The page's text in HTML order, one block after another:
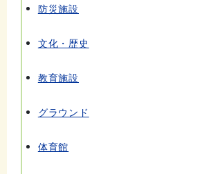
防災施設
文化・歴史
教育施設
グラウンド
体育館